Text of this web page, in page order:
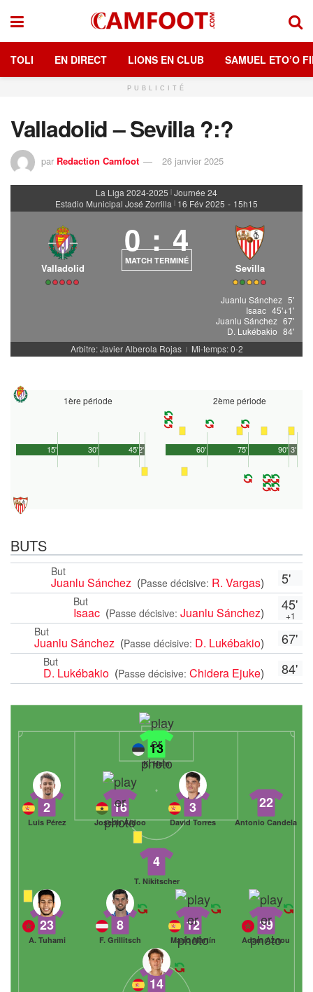
TOLI EN DIRECT LIONS EN CLUB SAMUEL ETO’O
PUBLICITÉ
Valladolid – Sevilla ?:?
par Redaction Camfoot 26 janvier 2025
La Liga 2024-2025 | Journée 24
Estadio Municipal José Zorrilla | 16 Fév 2025 - 15h15
Valladolid
0 : 4
MATCH TERMINÉ
Sevilla
Juanlu Sánchez 5'
Isaac 45'+1'
Juanlu Sánchez 67'
D. Lukébakio 84'
Arbitre: Javier Alberola Rojas | Mi-temps: 0-2
1ère période
45'
15' 30' 2'
2ème période
90'
60' 75' 3'
BUTS
5'
But
Juanlu Sánchez (Passe décisive: R. Vargas)
45'
+1
But
Isaac (Passe décisive: Juanlu Sánchez)
67'
But
Juanlu Sánchez (Passe décisive: D. Lukébakio)
84'
But
D. Lukébakio (Passe décisive: Chidera Ejuke)
13
K. Hein
22
Antonio Candela
3
David Torres
16
Joseph Aidoo
2
Luis Pérez
4
T. Nikitscher
39
Adam Aznou
12
Mario Martín
8
F. Grillitsch
23
A. Tuhami
14